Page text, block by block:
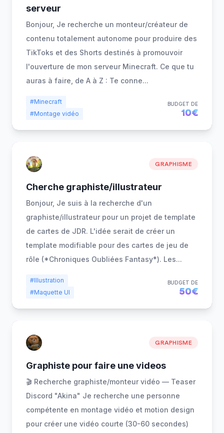
serveur
Bonjour, Je recherche un monteur/créateur de
contenu totalement autonome pour produire des
TikToks et des Shorts destinés à promouvoir
l'ouverture de mon serveur Minecraft. Ce que tu
auras à faire, de A à Z : Te conne...
#Minecraft
#Montage vidéo
BUDGET DE
10€
GRAPHISME
Cherche graphiste/illustrateur
Bonjour, Je suis à la recherche d'un
graphiste/illustrateur pour un projet de template
de cartes de JDR. L'idée serait de créer un
template modifiable pour des cartes de jeu de
rôle (*Chroniques Oubliées Fantasy*). Les...
#Illustration
#Maquette UI
BUDGET DE
50€
GRAPHISME
Graphiste pour faire une videos
🎬 Recherche graphiste/monteur vidéo — Teaser
Discord "Akina" Je recherche une personne
compétente en montage vidéo et motion design
pour créer une vidéo courte (30-60 secondes)